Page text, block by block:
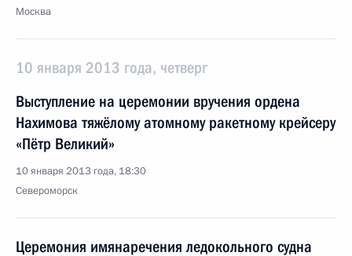
Москва
10 января 2013 года, четверг
Выступление на церемонии вручения ордена
Нахимова тяжёлому атомному ракетному крейсеру
«Пётр Великий»
10 января 2013 года, 18:30
Североморск
Церемония имянаречения ледокольного судна